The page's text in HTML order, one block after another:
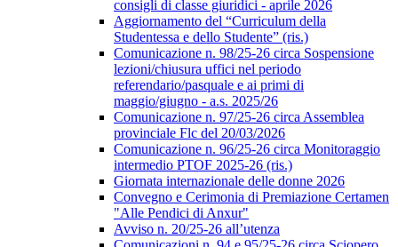
consigli di classe giuridici - aprile 2026
Aggiornamento del “Curriculum della
Studentessa e dello Studente” (ris.)
Comunicazione n. 98/25-26 circa Sospensione
lezioni/chiusura uffici nel periodo
referendario/pasquale e ai primi di
maggio/giugno - a.s. 2025/26
Comunicazione n. 97/25-26 circa Assemblea
provinciale Flc del 20/03/2026
Comunicazione n. 96/25-26 circa Monitoraggio
intermedio PTOF 2025-26 (ris.)
Giornata internazionale delle donne 2026
Convegno e Cerimonia di Premiazione Certamen
"Alle Pendici di Anxur"
Avviso n. 20/25-26 all’utenza